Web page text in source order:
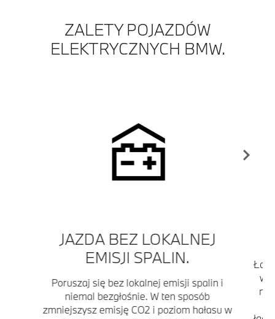
ZALETY POJAZDÓW
ELEKTRYCZNYCH BMW.
JAZDA BEZ LOKALNEJ
EMISJI SPALIN.
Poruszaj się bez lokalnej emisji spalin i
niemal bezgłośnie. W ten sposób
zmniejszysz emisję CO2 i poziom hałasu w